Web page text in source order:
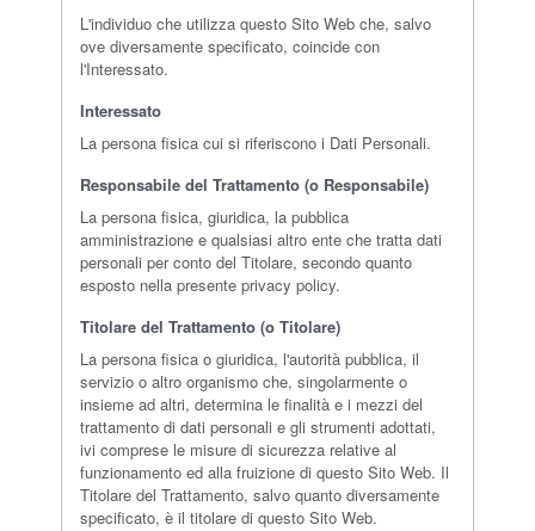
L'individuo che utilizza questo Sito Web che, salvo
ove diversamente specificato, coincide con
l'Interessato.
Interessato
La persona fisica cui si riferiscono i Dati Personali.
Responsabile del Trattamento (o Responsabile)
La persona fisica, giuridica, la pubblica
amministrazione e qualsiasi altro ente che tratta dati
personali per conto del Titolare, secondo quanto
esposto nella presente privacy policy.
Titolare del Trattamento (o Titolare)
La persona fisica o giuridica, l'autorità pubblica, il
servizio o altro organismo che, singolarmente o
insieme ad altri, determina le finalità e i mezzi del
trattamento di dati personali e gli strumenti adottati,
ivi comprese le misure di sicurezza relative al
funzionamento ed alla fruizione di questo Sito Web. Il
Titolare del Trattamento, salvo quanto diversamente
specificato, è il titolare di questo Sito Web.